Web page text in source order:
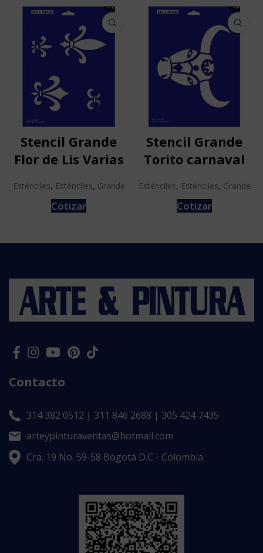
Stencil Grande
Flor de Lis Varias
Esténciles, Esténciles, Grande
Cotizar
Stencil Grande
Torito carnaval
Esténciles, Esténciles, Grande
Cotizar
Contacto
314 382 0512 | 311 846 2688 | 305 424 7435
arteypinturaventas@hotmail.com
Cra. 19 No. 59-58 Bogotá D.C - Colombia.